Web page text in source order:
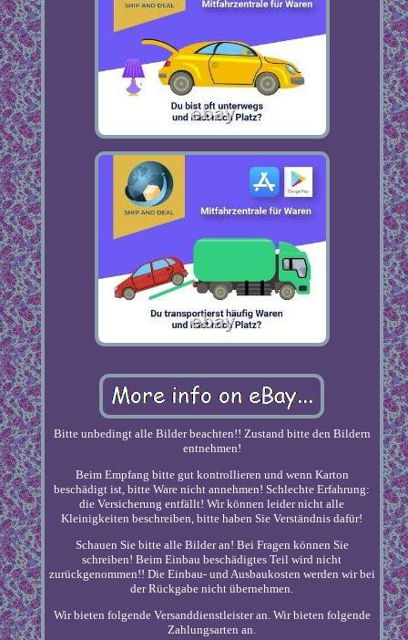
Bitte unbedingt alle Bilder beachten!! Zustand bitte den Bildern
entnehmen!
Beim Empfang bitte gut kontrollieren und wenn Karton
beschädigt ist, bitte Ware nicht annehmen! Schlechte Erfahrung:
die Versicherung entfällt! Wir können leider nicht alle
Kleinigkeiten beschreiben, bitte haben Sie Verständnis dafür!
Schauen Sie bitte alle Bilder an! Bei Fragen können Sie
schreiben! Beim Einbau beschädigtes Teil wird nicht
zurückgenommen!! Die Einbau- und Ausbaukosten werden wir bei
der Rückgabe nicht übernehmen.
Wir bieten folgende Versanddienstleister an. Wir bieten folgende
Zahlungsarten an.